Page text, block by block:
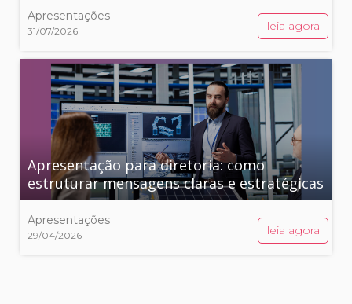
Apresentações
31/07/2026 leia agora
Apresentação para diretoria: como
estruturar mensagens claras e estratégicas
Apresentações
29/04/2026 leia agora